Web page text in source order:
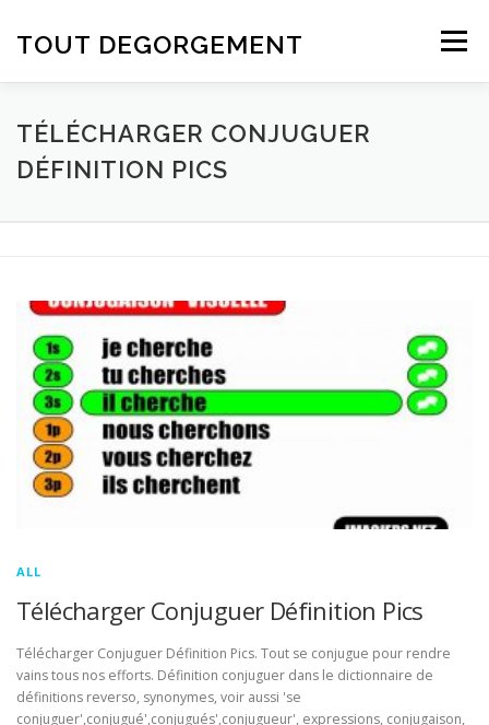
TOUT DEGORGEMENT Menu
TÉLÉCHARGER CONJUGUER
DÉFINITION PICS
ALL
Télécharger Conjuguer Définition Pics
Télécharger Conjuguer Définition Pics. Tout se conjugue pour rendre
vains tous nos efforts. Définition conjuguer dans le dictionnaire de
définitions reverso, synonymes, voir aussi 'se
conjuguer',conjugué',conjugués',conjugueur', expressions, conjugaison,